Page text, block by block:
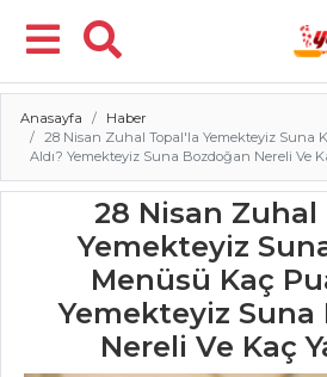
Menü
Anasayfa
Haber
28 Nisan Zuhal Topal'la Yemekteyiz Suna
Aldı? Yemekteyiz Suna Bozdoğan Nereli Ve
28 Nisan Zuhal
Yemekteyiz
Menüsü Kaç
Yemekteyiz Suna
Nereli Ve Kaç